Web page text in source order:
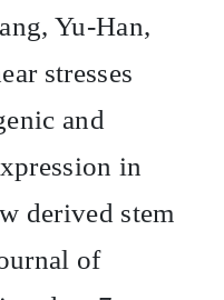
Yu-Han,
stresses
and
in
derived stem
of